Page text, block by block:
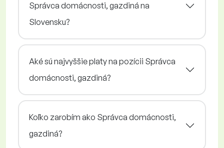
Správca domácnosti, gazdiná na
Slovensku?
Aké sú najvyššie platy na pozícii Správca
domácnosti, gazdiná?
Koľko zarobím ako Správca domácnosti,
gazdiná?